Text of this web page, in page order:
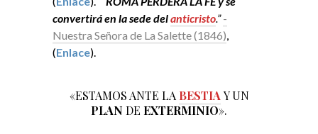
convertirá en la sede delanticristo.” -
Nuestra Señora de La Salette (1846),
(Enlace).
«ESTAMOS ANTE LA BESTIA Y UN
PLAN DE EXTERMINIO».